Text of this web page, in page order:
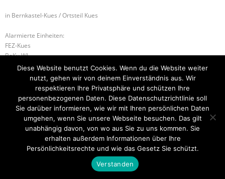
in Bernkastel-Kues / Ortsteil Kues
Alarmierte Einheiten:
FEZ-Kues
BeKu WL
H-1 ABSICHERUNG H-1 ABSICHERUNG
Startseite Einsätze Mitglied werden Über uns
Bilder
Kontakt
Theme byThink Up Themes Ltd . Powered byWordPress
Diese Website benutzt Cookies. Wenn du die Website weiter
nutzt, gehen wir von deinem Einverständnis aus. Wir
respektieren Ihre Privatsphäre und schützen Ihre
personenbezogenen Daten. Diese Datenschutzrichtlinie soll
Sie darüber informieren, wie wir mit Ihren persönlichen Daten
umgehen, wenn Sie unsere Webseite besuchen. Das gilt
unabhängig davon, von wo aus Sie zu uns kommen. Sie
erhalten außerdem Informationen über Ihre
Persönlichkeitsrechte und wie das Gesetz Sie schützt.
Verstanden